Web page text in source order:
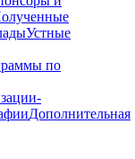
Устные
по
Дополнительная